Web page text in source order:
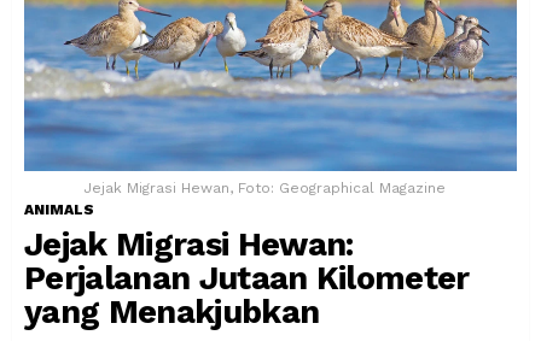
Jejak Migrasi Hewan, Foto: Geographical Magazine
ANIMALS
Jejak Migrasi Hewan:
Perjalanan Jutaan Kilometer
yang Menakjubkan